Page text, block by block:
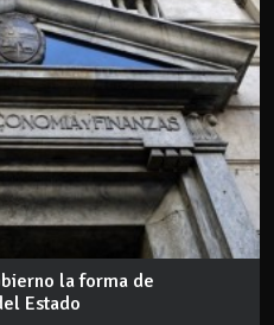
la forma de
Estado